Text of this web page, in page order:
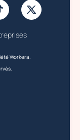
Workera.